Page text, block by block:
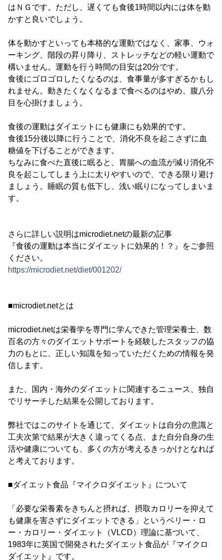
はＮＧです。ただし、遅くても食後1時間以内には体を動
かすと良いでしょう。
体を動かすといっても本格的な運動ではなく、家事、ウォ
ーキング、階段の昇り降り、ストレッチなどの軽い運動で
構いません。運動を行う時間の目安は20分です。
食後にゴロゴロしたくなるのは、食事量が多すぎるかもし
れません。動きたくなくなるまで食べるのはやめ、腹八分
目を心掛けましょう。
食後の運動はダイエットにも健康にも効果的です。
食後15分後以降に行うことで、消化不良を起こさずに血
糖値を下げることができます。
ちなみに食べた直後に眠ると、胃腸への血流が減り消化不
良を起こしてしまう上に太りやすいので、できる限り避け
ましょう。睡眠の質も低下し、浅い眠りになってしまいま
す。
さらに詳しい説明はmicrodiet.netの最新の記事
『食後の運動は本当にダイエットに効果的！？』をご参照
ください。
https://microdiet.net/diet/001202/
■microdiet.netとは
microdiet.netは栄養学を専門に学んできた管理栄養士、数
百名の方々のダイエットサポートを経験したスタッフの協
力のもとに、正しい知識を知っていただくための情報を発
信します。
また、国内・海外のダイエットに関連するニュース、独自
でリサーチした結果を公開しております。
弊社ではこのサイトを通じて、ダイエットは自分の意識と
工夫次第で結果が大きく違ってくる点、また自分自身の生
活や健康についても、多くの方が考えるきっかけとなれば
と考えております。
■ダイエット食品『マイクロダイエット』について
「必要な栄養素をきちんと摂れば、摂取カロリーを抑えて
も健康を害さずにダイエットできる」というベリー・ロ
ー・カロリー・ダイエット（VLCD）理論に基づいて、
1983年に英国で開発されたダイエット食品が『マイクロ
ダイエット』です。